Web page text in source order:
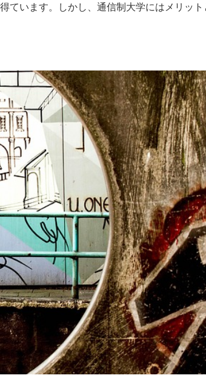
ています。しかし、通信制大学にはメリット